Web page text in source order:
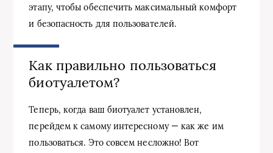
этапу, чтобы обеспечить максимальный комфорт
и безопасность для пользователей.
Как правильно пользоваться
биотуалетом?
Теперь, когда ваш биотуалет установлен,
перейдем к самому интересному — как же им
пользоваться. Это совсем несложно! Вот